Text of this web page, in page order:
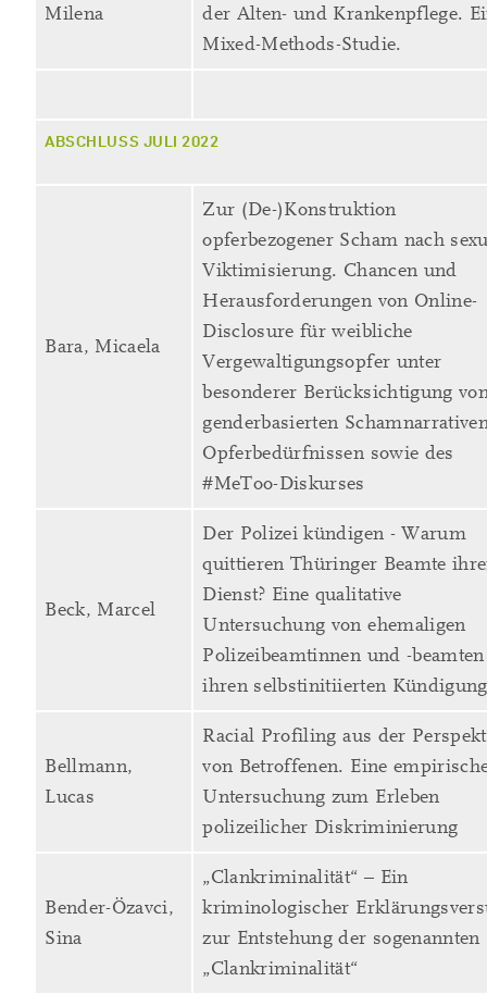
Milena
der Alten- und Krankenpflege.
Mixed-Methods-Studie.
ABSCHLUSS JULI 2022
Bara, Micaela
Zur (De-)Konstruktion
opferbezogener Scham nach
Viktimisierung. Chancen und
Herausforderungen von Online-
Disclosure für weibliche
Vergewaltigungsopfer unter
besonderer Berücksichtigung
genderbasierten
Opferbedürfnissen sowie des
#MeToo-Diskurses
Beck, Marcel
Der Polizei kündigen - Warum
quittieren Thüringer Beamte
Dienst? Eine qualitative
Untersuchung von ehemaligen
Polizeibeamtinnen und -
ihren selbstinitiierten
Bellmann,
Lucas
Racial Profiling aus der
von Betroffenen. Eine
Untersuchung zum Erleben
polizeilicher Diskriminierung
Bender-Özavci,
Sina
„Clankriminalität“ – Ein
kriminologischer
zur Entstehung der sogenannten
„Clankriminalität“